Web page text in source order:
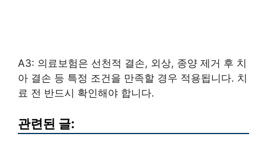
A3: 의료보험은 선천적 결손, 외상, 종양 제거 후 치
아 결손 등 특정 조건을 만족할 경우 적용됩니다. 치
료 전 반드시 확인해야 합니다.
관련된 글: